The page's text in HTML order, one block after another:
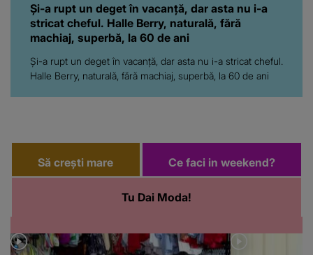
Și-a rupt un deget în vacanță, dar asta nu i-a
stricat cheful. Halle Berry, naturală, fără
machiaj, superbă, la 60 de ani
Și-a rupt un deget în vacanță, dar asta nu i-a stricat cheful.
Halle Berry, naturală, fără machiaj, superbă, la 60 de ani
Să crești mare
Tu Dai Moda!
Ce faci in weekend?